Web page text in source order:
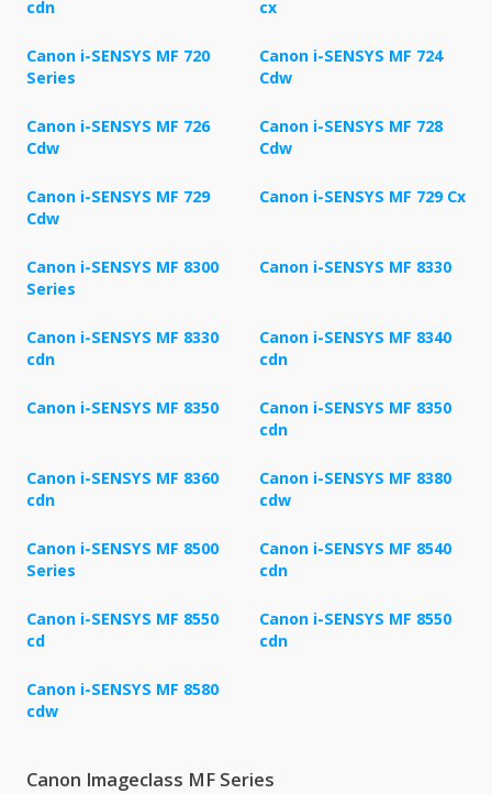
cdn cx
Canon i-SENSYS MF 720
Series
Canon i-SENSYS MF 724
Cdw
Canon i-SENSYS MF 726
Cdw
Canon i-SENSYS MF 728
Cdw
Canon i-SENSYS MF 729
Cdw
Canon i-SENSYS MF 729 Cx
Canon i-SENSYS MF 8300
Series
Canon i-SENSYS MF 8330
Canon i-SENSYS MF 8330
cdn
Canon i-SENSYS MF 8340
cdn
Canon i-SENSYS MF 8350
Canon i-SENSYS MF 8350
cdn
Canon i-SENSYS MF 8360
cdn
Canon i-SENSYS MF 8380
cdw
Canon i-SENSYS MF 8500
Series
Canon i-SENSYS MF 8540
cdn
Canon i-SENSYS MF 8550
cd
Canon i-SENSYS MF 8550
cdn
Canon i-SENSYS MF 8580
cdw
Canon Imageclass MF Series